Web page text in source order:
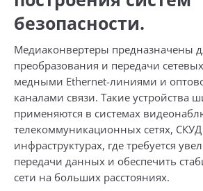
безопасности.
Медиаконвертеры предназначены
преобразования и передачи
медными Ethernet-линиями и
каналами связи. Такие устройства
применяются в системах
телекоммуникационных сетях, СКУД
инфраструктурах, где требуется
передачи данных и обеспечить
сети на больших расстояниях.